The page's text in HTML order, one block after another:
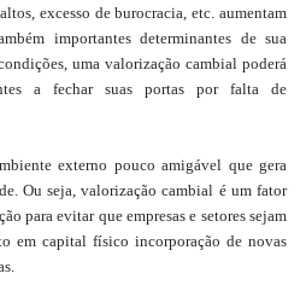
excesso de burocracia, etc. aumentam
importantes determinantes de sua
uma valorização cambial poderá
a fechar suas portas por falta de
externo pouco amigável que gera
Ou seja, valorização cambial é um fator
para evitar que empresas e setores sejam
em capital físico incorporação de novas